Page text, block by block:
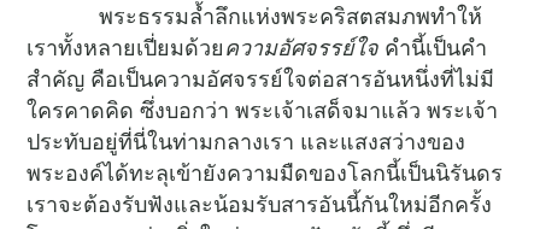
พระธรรมล้ำลึกแห่งพระคริสตสมภพทำให้
เราทั้งหลายเปี่ยมด้วยความอัศจรรย์ใจ คำนี้เป็นคำ
สำคัญ คือเป็นความอัศจรรย์ใจต่อสารอันหนึ่งที่ไม่มี
ใครคาดคิด ซึ่งบอกว่า พระเจ้าเสด็จมาแล้ว พระเจ้า
ประทับอยู่ที่นี่ในท่ามกลางเรา และแสงสว่างของ
พระองค์ได้ทะลุเข้ายังความมืดของโลกนี้เป็นนิรันดร
เราจะต้องรับฟังและน้อมรับสารอันนี้กันใหม่อีกครั้ง